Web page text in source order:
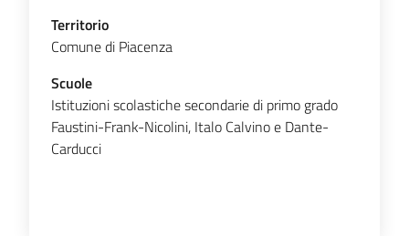
Territorio
Comune di Piacenza
Scuole
Istituzioni scolastiche secondarie di primo grado
Faustini-Frank-Nicolini, Italo Calvino e Dante-
Carducci